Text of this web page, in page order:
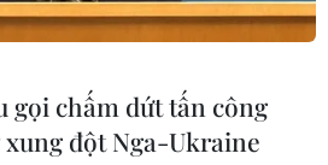
Nhà máy
tạo sự đồng
sớm đưa
gọi chấm dứt tấn công
đột Nga-Ukraine